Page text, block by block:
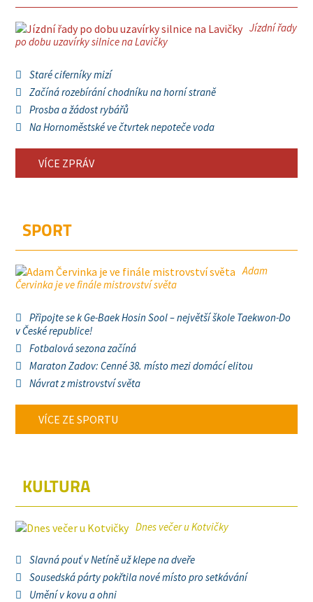
Jízdní řady
po dobu uzavírky silnice na Lavičky
Staré ciferníky mizí
Začíná rozebírání chodníku na horní straně
Prosba a žádost rybářů
Na Hornoměstské ve čtvrtek nepoteče voda
VÍCE ZPRÁV
SPORT
Adam
Červinka je ve finále mistrovství světa
Připojte se k Ge-Baek Hosin Sool – největší škole Taekwon-Do
v České republice!
Fotbalová sezona začíná
Maraton Zadov: Cenné 38. místo mezi domácí elitou
Návrat z mistrovství světa
VÍCE ZE SPORTU
KULTURA
Dnes večer u Kotvičky
Slavná pouť v Netíně už klepe na dveře
Sousedská párty pokřtila nové místo pro setkávání
Umění v kovu a ohni